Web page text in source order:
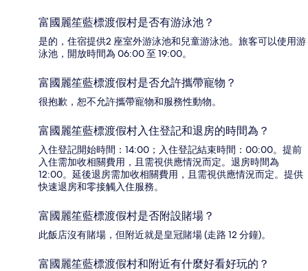
富國麗笙藍標渡假村是否有游泳池？
是的，住宿提供2 座室外游泳池和兒童游泳池。旅客可以使用游
泳池，開放時間為 06:00 至 19:00。
富國麗笙藍標渡假村是否允許攜帶寵物？
很抱歉，恕不允許攜帶寵物和服務性動物。
富國麗笙藍標渡假村入住登記和退房的時間為？
入住登記開始時間：14:00；入住登記結束時間：00:00。提前
入住需加收相關費用，且需視供應情況而定。退房時間為
12:00。延後退房需加收相關費用，且需視供應情況而定。提供
快速退房和零接觸入住服務。
富國麗笙藍標渡假村是否附設賭場？
此飯店沒有賭場，但附近就是皇冠賭場 (走路 12 分鐘)。
富國麗笙藍標渡假村和附近有什麼好看好玩的？